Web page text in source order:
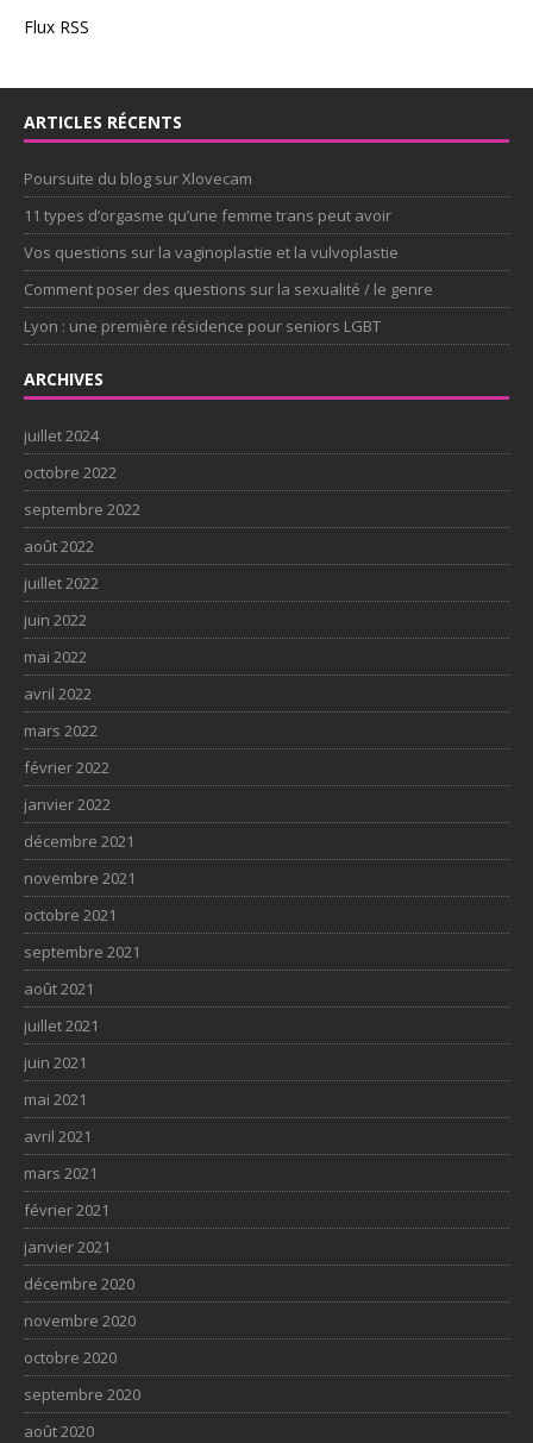
Flux RSS
ARTICLES RÉCENTS
Poursuite du blog sur Xlovecam
11 types d’orgasme qu’une femme trans peut avoir
Vos questions sur la vaginoplastie et la vulvoplastie
Comment poser des questions sur la sexualité / le genre
Lyon : une première résidence pour seniors LGBT
ARCHIVES
juillet 2024
octobre 2022
septembre 2022
août 2022
juillet 2022
juin 2022
mai 2022
avril 2022
mars 2022
février 2022
janvier 2022
décembre 2021
novembre 2021
octobre 2021
septembre 2021
août 2021
juillet 2021
juin 2021
mai 2021
avril 2021
mars 2021
février 2021
janvier 2021
décembre 2020
novembre 2020
octobre 2020
septembre 2020
août 2020